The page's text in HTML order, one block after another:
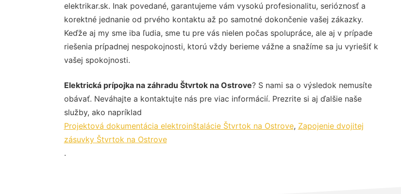
elektrikar.sk. Inak povedané, garantujeme vám vysokú profesionalitu, serióznosť a
korektné jednanie od prvého kontaktu až po samotné dokončenie vašej zákazky.
Keďže aj my sme iba ľudia, sme tu pre vás nielen počas spolupráce, ale aj v prípade
riešenia prípadnej nespokojnosti, ktorú vždy berieme vážne a snažíme sa ju vyriešiť k
vašej spokojnosti.
Elektrická prípojka na záhradu Štvrtok na Ostrove? S nami sa o výsledok nemusíte
obávať. Neváhajte a kontaktujte nás pre viac informácií. Prezrite si aj ďalšie naše
služby, ako napríklad
Projektová dokumentácia elektroinštalácie Štvrtok na Ostrove, Zapojenie dvojitej
zásuvky Štvrtok na Ostrove
.